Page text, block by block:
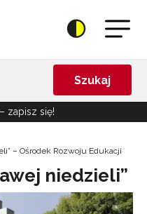
Szukaj
zapisz się!
– Ośrodek Rozwoju Edukacji
niedzieli”